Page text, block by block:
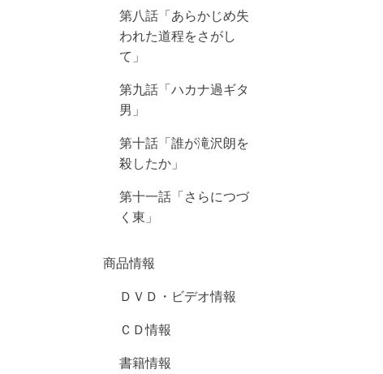
第八話「あらかじめ失
われた道程をさがし
て」
第九話「ハカナ過ギタ
男」
第十話「誰が滝沢朗を
殺したか」
第十一話「さらにつづ
く東」
商品情報
ＤＶＤ・ビデオ情報
ＣＤ情報
書籍情報